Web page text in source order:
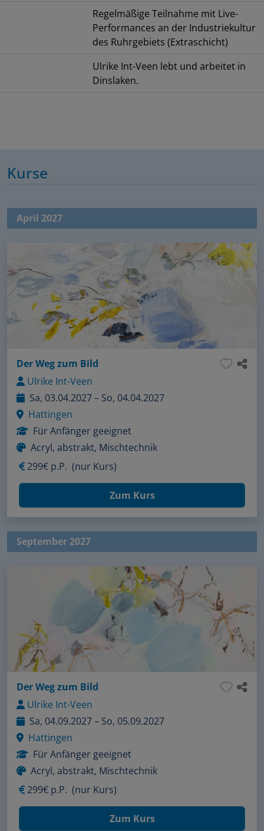
Regelmäßige Teilnahme mit Live-
Performances an der Industriekultur
des Ruhrgebiets (Extraschicht)
Ulrike Int-Veen lebt und arbeitet in
Dinslaken.
Kurse
April 2027
Der Weg zum Bild
Ulrike Int-Veen
Sa, 03.04.2027 – So, 04.04.2027
Hattingen
Für Anfänger geeignet
Acryl, abstrakt, Mischtechnik
299€ p.P. (nur Kurs)
Zum Kurs
September 2027
Der Weg zum Bild
Ulrike Int-Veen
Sa, 04.09.2027 – So, 05.09.2027
Hattingen
Für Anfänger geeignet
Acryl, abstrakt, Mischtechnik
299€ p.P. (nur Kurs)
Zum Kurs